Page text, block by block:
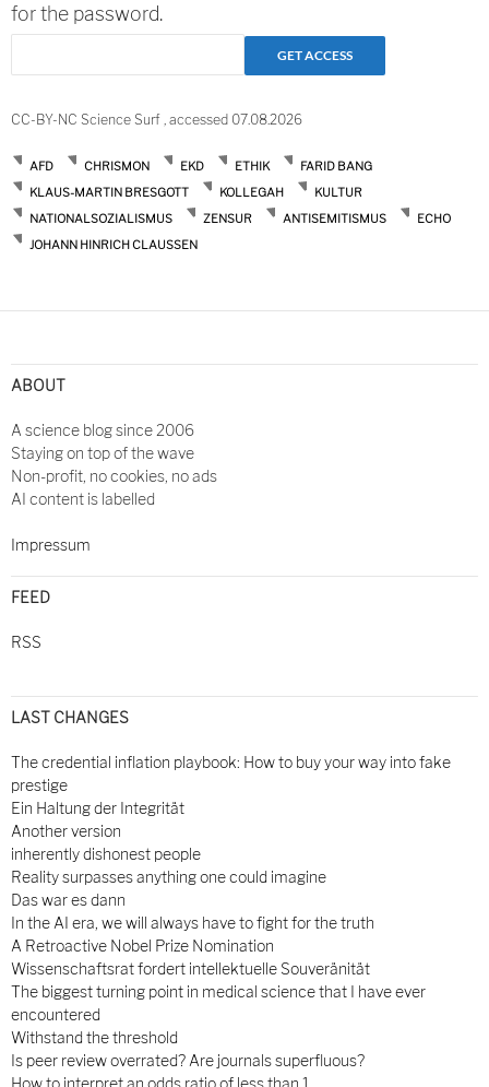
for the password.
CC-BY-NC Science Surf , accessed 07.08.2026
AFD CHRISMON EKD ETHIK
FARID BANG
KLAUS-MARTIN BRESGOTT
KOLLEGAH
KULTUR
NATIONALSOZIALISMUS
ZENSUR ANTISEMITISMUS
ECHO
JOHANN HINRICH CLAUSSEN
ABOUT
A science blog since 2006
Staying on top of the wave
Non-profit, no cookies, no ads
AI content is labelled
Impressum
FEED
RSS
LAST CHANGES
The credential inflation playbook: How to buy your way into fake
prestige
Ein Haltung der Integrität
Another version
inherently dishonest people
Reality surpasses anything one could imagine
Das war es dann
In the AI era, we will always have to fight for the truth
A Retroactive Nobel Prize Nomination
Wissenschaftsrat fordert intellektuelle Souveränität
The biggest turning point in medical science that I have ever
encountered
Withstand the threshold
Is peer review overrated? Are journals superfluous?